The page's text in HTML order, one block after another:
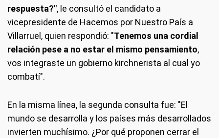
respuesta?", le consultó el candidato a
vicepresidente de Hacemos por Nuestro País a
Villarruel, quien respondió: "Tenemos una cordial
relación pese a no estar el mismo pensamiento,
vos integraste un gobierno kirchnerista al cual yo
combatí".
En la misma línea, la segunda consulta fue: "El
mundo se desarrolla y los países más desarrollados
invierten muchísimo. ¿Por qué proponen cerrar el